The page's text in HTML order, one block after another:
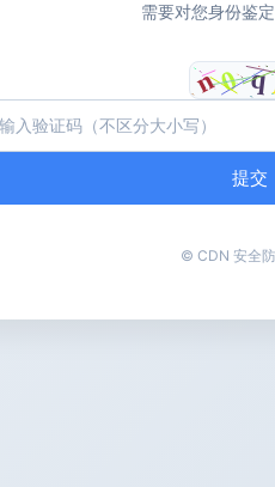
需要对您身份鉴
提交
© CDN 安全